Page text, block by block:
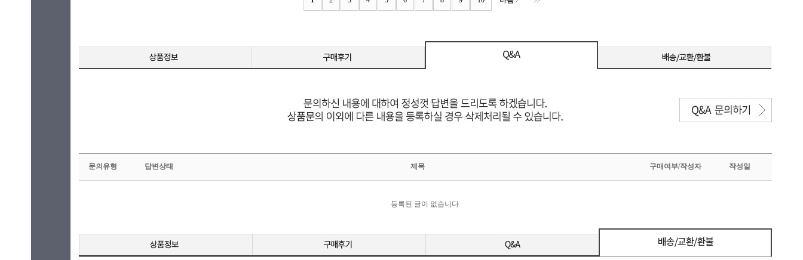
문의유형 답변상태 제목 구매여부/작성자 작성일
등록된 글이 없습니다.